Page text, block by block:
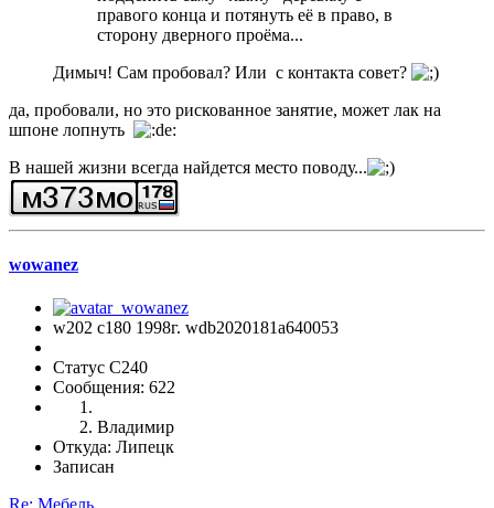
правого конца и потянуть её в право, в
сторону дверного проёма...
Димыч! Сам пробовал? Или с контакта совет?
да, пробовали, но это рискованное занятие, может лак на
шпоне лопнуть
В нашей жизни всегда найдется место поводу...
wowanez
w202 c180 1998г. wdb2020181a640053
Статус C240
Сообщения: 622
Владимир
Откуда: Липецк
Записан